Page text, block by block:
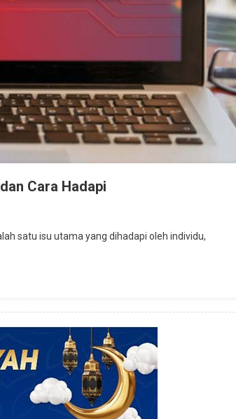
Cara Hadapi
satu isu utama yang dihadapi oleh individu,